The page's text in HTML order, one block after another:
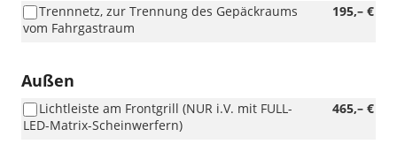
195,– €
Trennnetz, zur Trennung des Gepäckraums
vom Fahrgastraum
Außen
465,– €
Lichtleiste am Frontgrill (NUR i.V. mit FULL-
LED-Matrix-Scheinwerfern)